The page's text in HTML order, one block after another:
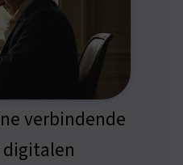
verbindende
digitalen